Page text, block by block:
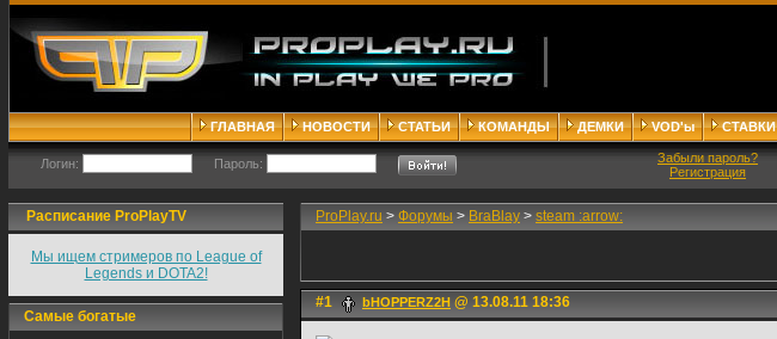
ГЛАВНАЯ НОВОСТИ СТАТЬИ КОМАНДЫ ДЕМКИ VOD'ы СТАВКИ
Логин: Пароль:
Забыли пароль?
Регистрация
Расписание ProPlayTV
Мы ищем стримеров по League of
Legends и DOTA2!
Самые богатые
ProPlay.ru > Форумы > BraBlay > steam :arrow:
#1 bHOPPERZ2H @ 13.08.11 18:36